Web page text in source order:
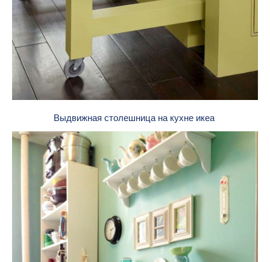
Выдвижная столешница на кухне икеа